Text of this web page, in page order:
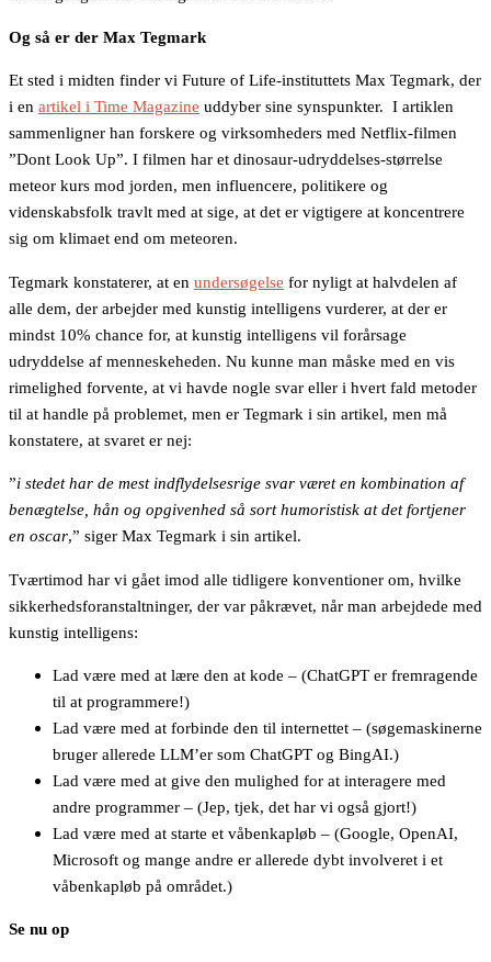
Og så er der Max Tegmark
Et sted i midten finder vi Future of Life-instituttets Max Tegmark, der
i en artikel i Time Magazine uddyber sine synspunkter. I artiklen
sammenligner han forskere og virksomheders med Netflix-filmen
”Dont Look Up”. I filmen har et dinosaur-udryddelses-størrelse
meteor kurs mod jorden, men influencere, politikere og
videnskabsfolk travlt med at sige, at det er vigtigere at koncentrere
sig om klimaet end om meteoren.
Tegmark konstaterer, at en undersøgelse for nyligt at halvdelen af
alle dem, der arbejder med kunstig intelligens vurderer, at der er
mindst 10% chance for, at kunstig intelligens vil forårsage
udryddelse af menneskeheden. Nu kunne man måske med en vis
rimelighed forvente, at vi havde nogle svar eller i hvert fald metoder
til at handle på problemet, men er Tegmark i sin artikel, men må
konstatere, at svaret er nej:
”i stedet har de mest indflydelsesrige svar været en kombination af
benægtelse, hån og opgivenhed så sort humoristisk at det fortjener
en oscar,” siger Max Tegmark i sin artikel.
Tværtimod har vi gået imod alle tidligere konventioner om, hvilke
sikkerhedsforanstaltninger, der var påkrævet, når man arbejdede med
kunstig intelligens:
Lad være med at lære den at kode – (ChatGPT er fremragende
til at programmere!)
Lad være med at forbinde den til internettet – (søgemaskinerne
bruger allerede LLM’er som ChatGPT og BingAI.)
Lad være med at give den mulighed for at interagere med
andre programmer – (Jep, tjek, det har vi også gjort!)
Lad være med at starte et våbenkapløb – (Google, OpenAI,
Microsoft og mange andre er allerede dybt involveret i et
våbenkapløb på området.)
Se nu op